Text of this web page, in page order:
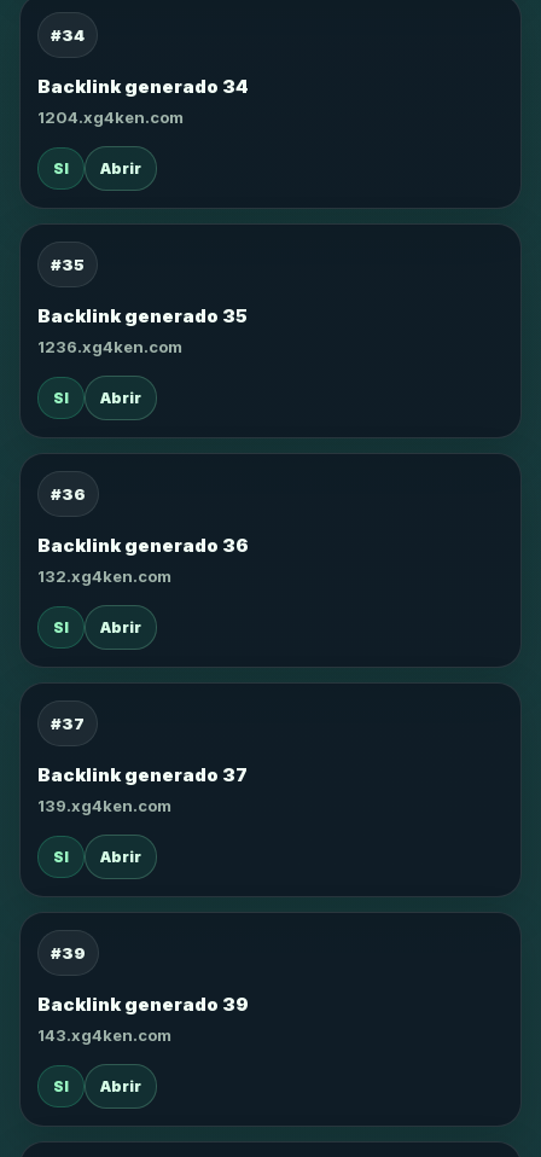
#34
Backlink generado 34
1204.xg4ken.com
SI Abrir
#35
Backlink generado 35
1236.xg4ken.com
SI Abrir
#36
Backlink generado 36
132.xg4ken.com
SI Abrir
#37
Backlink generado 37
139.xg4ken.com
SI Abrir
#39
Backlink generado 39
143.xg4ken.com
SI Abrir